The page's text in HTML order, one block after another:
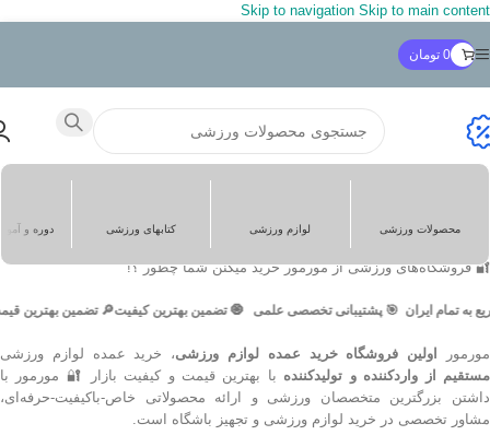
Skip to navigation Skip to main content
0 تومان
[gravityform id="1" title="false" description="false"
کمک به رفع مشکل و راهنمایی فوری
محصولات ورزشی لوازم ورزشی کتابهای ورزشی دوره و فروشگاه نمایش 1–12 از 46 نتیجه
🔐 فروشگاه‌های ورزشی از مورمور خرید میکنن شما چطور ؟!
🔎 تضمین بهترین قیمت🧿 تضمین بهترین کیفیت🎯 پشتیبانی تخصصی علمی تمام ایران
مورمور اولین فروشگاه خرید عمده لوازم ورزشی، خرید عمده لوازم ورزشی
مستقیم از واردکننده و تولیدکننده با بهترین قیمت و کیفیت بازار 🔐 مورمور با
داشتن بزرگترین متخصصان ورزشی و ارائه محصولاتی خاص-باکیفیت-حرفه‌ای،
مشاور تخصصی در خرید لوازم ورزشی و تجهیز باشگاه است.